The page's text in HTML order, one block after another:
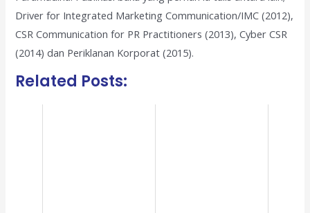
Driver for Integrated Marketing Communication/IMC (2012),
CSR Communication for PR Practitioners (2013), Cyber CSR
(2014) dan Periklanan Korporat (2015).
Related Posts: